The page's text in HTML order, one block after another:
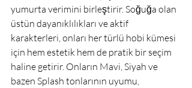
yumurta verimini birleştirir. Soğuğa olan
üstün dayanıklılıkları ve aktif
karakterleri, onları her türlü hobi kümesi
için hem estetik hem de pratik bir seçim
haline getirir. Onların Mavi, Siyah ve
bazen Splash tonlarının uyumu,